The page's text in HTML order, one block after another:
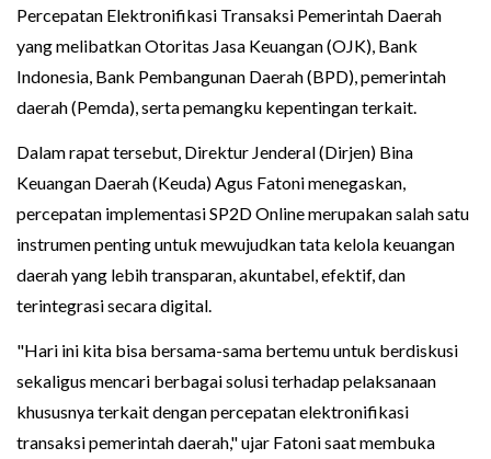
Percepatan Elektronifikasi Transaksi Pemerintah Daerah
yang melibatkan Otoritas Jasa Keuangan (OJK), Bank
Indonesia, Bank Pembangunan Daerah (BPD), pemerintah
daerah (Pemda), serta pemangku kepentingan terkait.
Dalam rapat tersebut, Direktur Jenderal (Dirjen) Bina
Keuangan Daerah (Keuda) Agus Fatoni menegaskan,
percepatan implementasi SP2D Online merupakan salah satu
instrumen penting untuk mewujudkan tata kelola keuangan
daerah yang lebih transparan, akuntabel, efektif, dan
terintegrasi secara digital.
"Hari ini kita bisa bersama-sama bertemu untuk berdiskusi
sekaligus mencari berbagai solusi terhadap pelaksanaan
khususnya terkait dengan percepatan elektronifikasi
transaksi pemerintah daerah," ujar Fatoni saat membuka